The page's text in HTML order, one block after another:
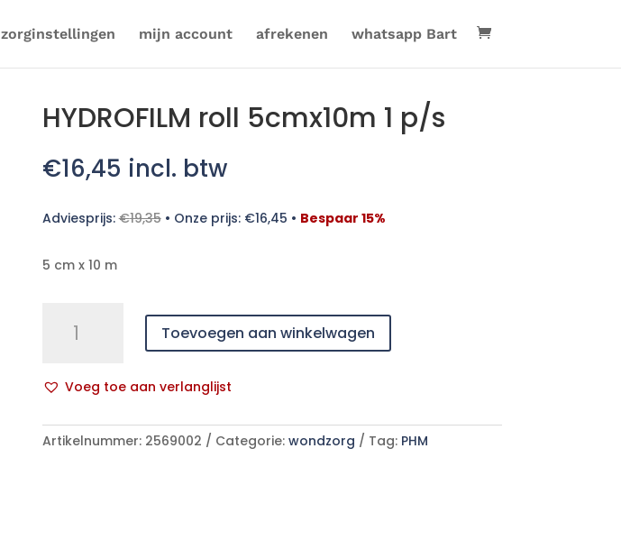
zorginstellingen mijn account afrekenen whatsapp Bart
HYDROFILM roll 5cmx10m 1 p/s
€16,45 incl. btw
Adviesprijs:€19,35• Onze prijs: €16,45 • Bespaar 15%
5 cm x 10 m
p/s
Toevoegen aan winkelwagen
Voeg toe aan verlanglijst
l
t
Artikelnummer: 2569002 Categorie: wondzorg Tag: PHM